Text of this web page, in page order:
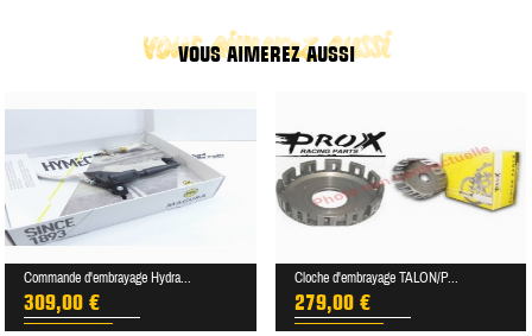
VOUS AIMEREZ AUSSI
vous aimerez aussi
Commande d'embrayage Hydra...
309,00 €
Cloche d'embrayage TALON/P...
279,00 €